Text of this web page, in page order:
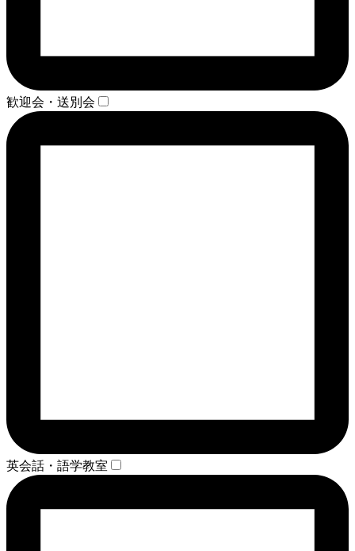
歓迎会・送別会
英会話・語学教室